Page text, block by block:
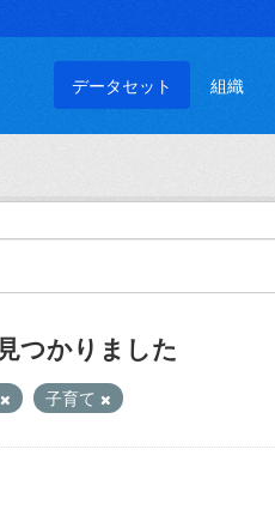
データセット 組織
つかりました
子育て